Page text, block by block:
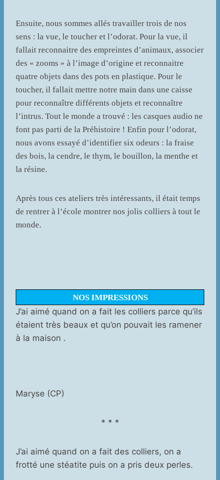
Ensuite, nous sommes allés travailler trois de nos
sens : la vue, le toucher et l’odorat. Pour la vue, il
fallait reconnaitre des empreintes d’animaux, associer
des « zooms » à l’image d’origine et reconnaitre
quatre objets dans des pots en plastique. Pour le
toucher, il fallait mettre notre main dans une caisse
pour reconnaître différents objets et reconnaître
l’intrus. Tout le monde a trouvé : les casques audio ne
font pas parti de la Préhistoire ! Enfin pour l’odorat,
nous avons essayé d’identifier six odeurs : la fraise
des bois, la cendre, le thym, le bouillon, la menthe et
la résine.
Après tous ces ateliers très intéressants, il était temps
de rentrer à l’école montrer nos jolis colliers à tout le
monde.
NOS IMPRESSIONS
J’ai aimé quand on a fait les colliers parce qu’ils
étaient très beaux et qu’on pouvait les ramener
à la maison .
Maryse (CP)
* * *
J’ai aimé quand on a fait des colliers, on a
frotté une stéatite puis on a pris deux perles.